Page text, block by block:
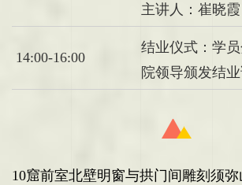
主讲人：崔晓霞
14:00-16:00
结业仪式：学
院领导颁发结
10窟前室北壁明窗与拱门间雕刻须